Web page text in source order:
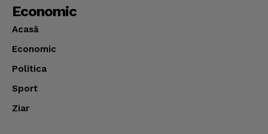
Economic
Acasă
Economic
Politica
Sport
Ziar